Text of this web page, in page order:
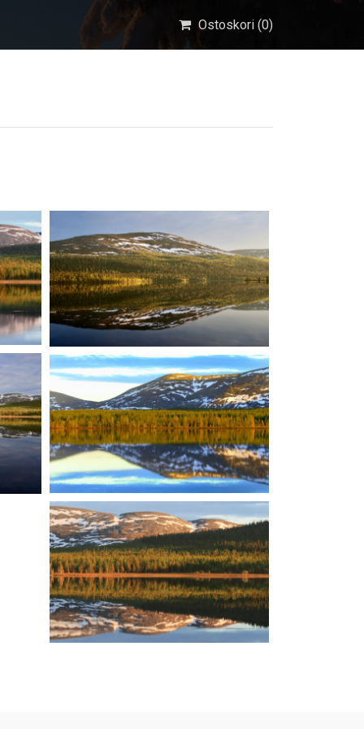
Ostoskori (0)